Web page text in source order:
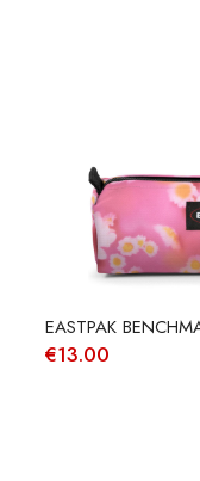
EASTPAK
€13.00